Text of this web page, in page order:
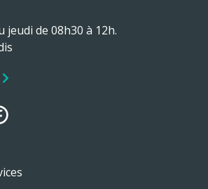
jeudi de 08h30 à 12h.